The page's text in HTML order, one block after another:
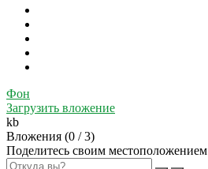
Фон
Загрузить вложение
kb
Вложения (0 / 3)
Поделитесь своим местоположением